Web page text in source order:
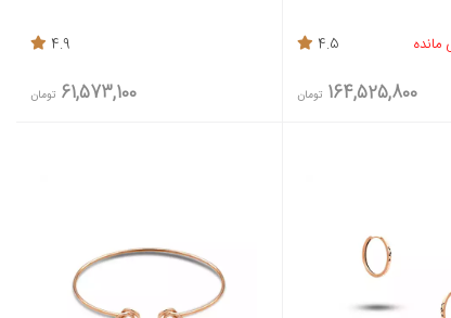
4.5
164,525,800 تومان
4.9
61,573,100 تومان